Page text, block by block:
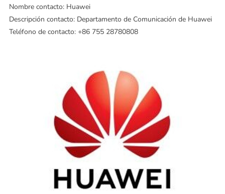
Nombre contacto: Huawei
Descripción contacto: Departamento de Comunicación de Huawei
Teléfono de contacto: +86 755 28780808